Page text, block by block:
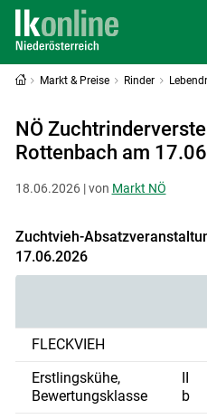
Markt & Preise Rinder
NÖ
Rottenbach am
18.06.2026 | von Markt NÖ
Zuchtvieh-
17.06.2026
FLECKVIEH
Erstlingskühe,
Bewertungsklasse
II
b